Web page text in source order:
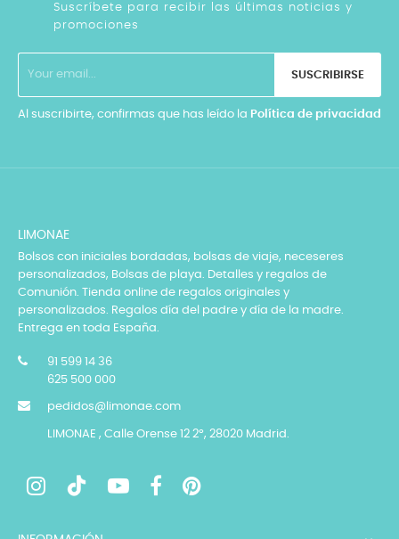
Suscríbete para recibir las últimas noticias y
promociones
SUSCRIBIRSE
Al suscribirte, confirmas que has leído la Política de privacidad
LIMONAE
Bolsos con iniciales bordadas, bolsas de viaje, neceseres
personalizados, Bolsas de playa. Detalles y regalos de
Comunión. Tienda online de regalos originales y
personalizados. Regalos día del padre y día de la madre.
Entrega en toda España.
91 599 14 36
625 500 000
pedidos@limonae.com
LIMONAE , Calle Orense 12 2º, 28020 Madrid.